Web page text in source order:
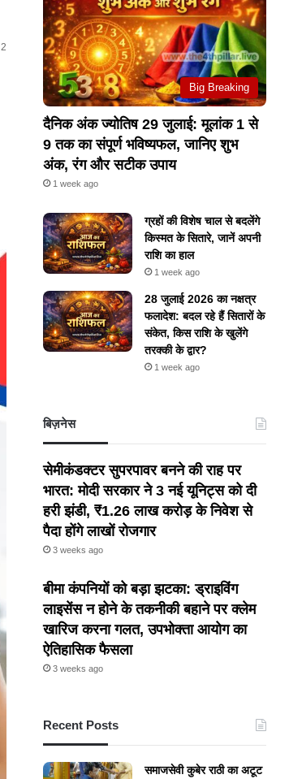
2
Big Breaking
दैनिक अंक ज्योतिष 29 जुलाई: मूलांक 1 से
9 तक का संपूर्ण भविष्यफल, जानिए शुभ
अंक, रंग और सटीक उपाय
1 week ago
ग्रहों की विशेष चाल से बदलेंगे
किस्मत के सितारे, जानें अपनी
राशि का हाल
1 week ago
28 जुलाई 2026 का नक्षत्र
फलादेश: बदल रहे हैं सितारों के
संकेत, किस राशि के खुलेंगे
तरक्की के द्वार?
1 week ago
बिज़नेस
सेमीकंडक्टर सुपरपावर बनने की राह पर
भारत: मोदी सरकार ने 3 नई यूनिट्स को दी
हरी झंडी, ₹1.26 लाख करोड़ के निवेश से
पैदा होंगे लाखों रोजगार
3 weeks ago
बीमा कंपनियों को बड़ा झटका: ड्राइविंग
लाइसेंस न होने के तकनीकी बहाने पर क्लेम
खारिज करना गलत, उपभोक्ता आयोग का
ऐतिहासिक फैसला
3 weeks ago
Recent Posts
समाजसेवी कुबेर राठी का अटूट